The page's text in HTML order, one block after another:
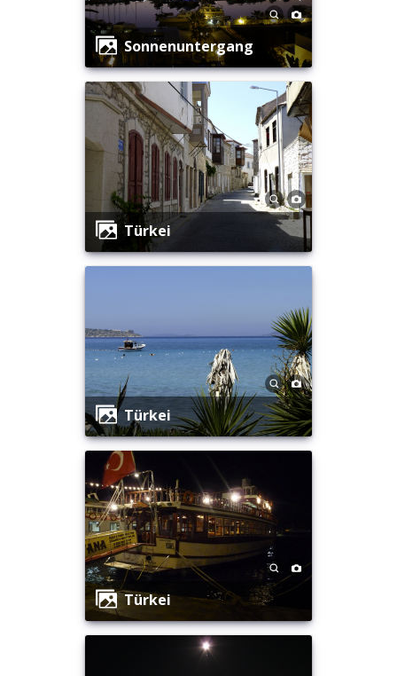
Sonnenuntergang
Türkei
Türkei
Türkei